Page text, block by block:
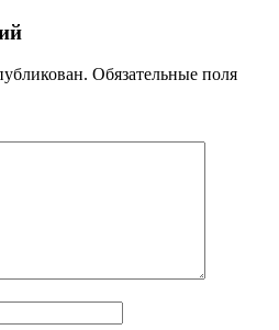
Обязательные поля